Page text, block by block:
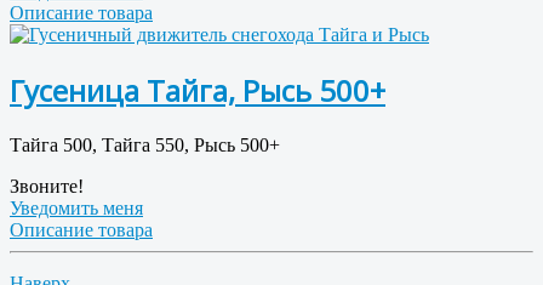
Описание товара
Гусеница Тайга, Рысь 500+
Тайга 500, Тайга 550, Рысь 500+
Звоните!
Уведомить меня
Описание товара